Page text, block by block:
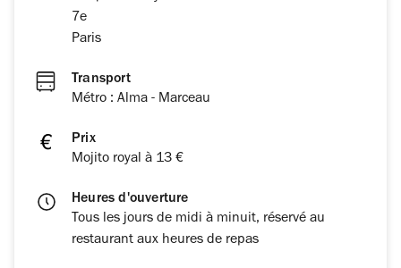
7e
Paris
Transport
Métro : Alma - Marceau
Prix
Mojito royal à 13 €
Heures d'ouverture
Tous les jours de midi à minuit, réservé au
restaurant aux heures de repas